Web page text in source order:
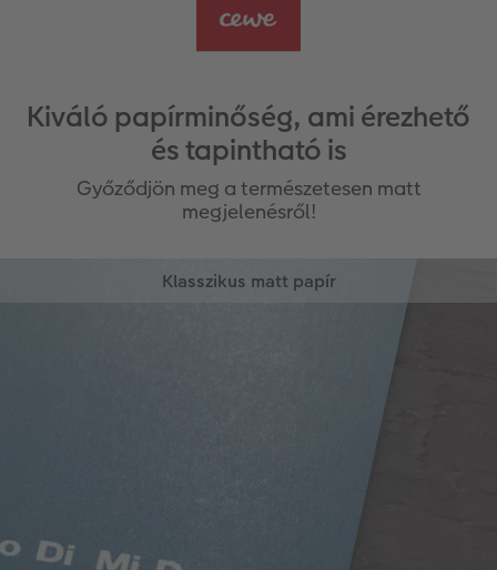
Kiváló papírminőség, ami érezhető
és tapintható is
Győződjön meg a természetesen matt
megjelenésről!